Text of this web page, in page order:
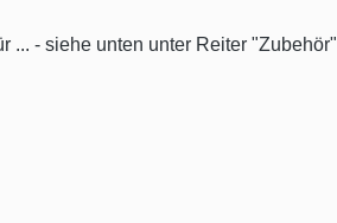
... - siehe unten unter Reiter "Zubehör"